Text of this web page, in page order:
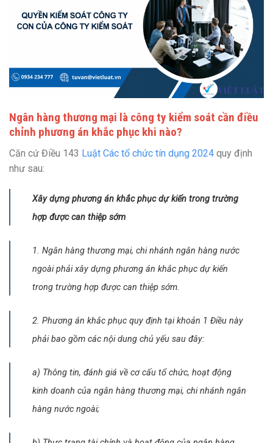
Ngân hàng thương mại là công ty kiểm soát cần điều
chỉnh phương án khắc phục khi nào?
Căn cứ Điều 143 Luật Các tổ chức tín dụng 2024 quy định
như sau:
Xây dựng phương án khắc phục dự kiến trong trường
hợp được can thiệp sớm
1. Ngân hàng thương mại, chi nhánh ngân hàng nước
ngoài phải xây dựng phương án khắc phục dự kiến
trong trường hợp được can thiệp sớm.
2. Phương án khắc phục quy định tại khoản 1 Điều này
phải bao gồm các nội dung chủ yếu sau đây:
a) Thông tin, đánh giá về cơ cấu tổ chức, hoạt động
kinh doanh của ngân hàng thương mại, chi nhánh ngân
hàng nước ngoài;